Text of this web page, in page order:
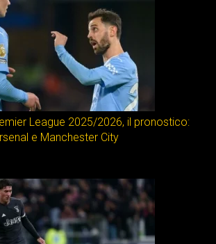
League 2025/2026, il pronostico:
e Manchester City